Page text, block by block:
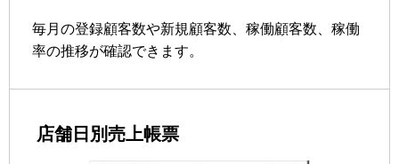
毎月の登録顧客数や新規顧客数、稼働顧客数、稼働
率の推移が確認できます。
店舗日別売上帳票